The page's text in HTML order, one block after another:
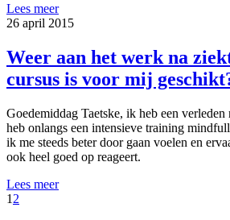
Lees meer
26 april 2015
Weer aan het werk na
cursus is voor mij
Goedemiddag Taetske, ik heb een
heb onlangs een intensieve training
ik me steeds beter door gaan voelen en
ook heel goed op reageert.
Lees meer
1 2